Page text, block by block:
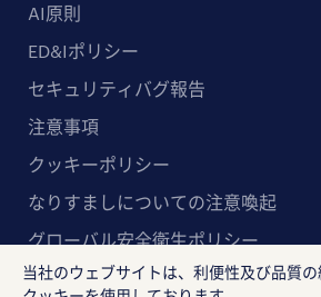
AI原則
ED&Iポリシー
セキュリティバグ報告
注意事項
クッキーポリシー
なりすましについての注意喚起
グローバル安全衛生ポリシー
マルチステークホルダー方針
当社のウェブサイトは、利便性及び品質の